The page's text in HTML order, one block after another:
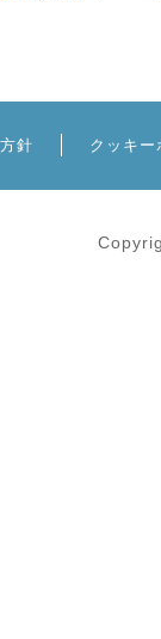
針 クッキー